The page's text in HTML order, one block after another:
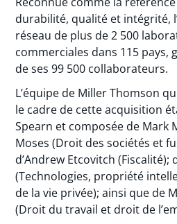
durabilité, qualité et intégrité,
réseau de plus de 2 500
commerciales dans 115 pays,
de ses 99 500 collaborateurs.
L’équipe de Miller Thomson
le cadre de cette acquisition
Spearn et composée de Mark
Moses (Droit des sociétés et
d’Andrew Etcovitch (Fiscalité);
(Technologies, propriété
de la vie privée); ainsi que de
(Droit du travail et droit de